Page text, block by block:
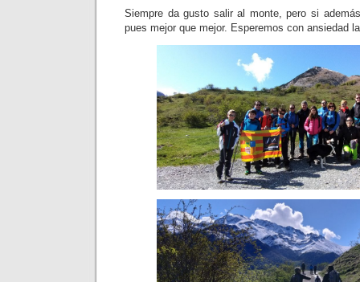
Siempre da gusto salir al monte, pero si
pues mejor que mejor. Esperemos con ansiedad